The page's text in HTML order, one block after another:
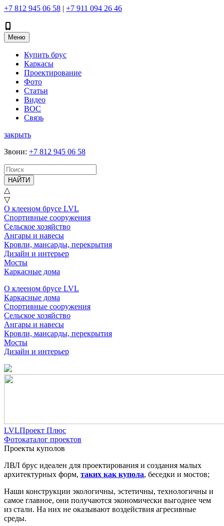
+7 812 945 06 58 | +7 911 094 26 46
Меню
Купить брус
Каркасы
Проектирование
Фото
Статьи
Видео
ВОС
Связь
закрыть
Звони: +7 812 945 06 58
НАЙТИ
△
▽
О клееном брусе LVL
Спортивные сооружения
Сельское хозяйство
Ангары и навесы
Кровли, мансарды, перекрытия
Дизайн и интерьер
Мосты
Каркасные дома
О клееном брусе LVL
Каркасные дома
Спортивные сооружения
Сельское хозяйство
Ангары и навесы
Кровли, мансарды, перекрытия
Мосты
Дизайн и интерьер
LVLПроект Плюс
Фотокаталог проектов
Проекты куполов
ЛВЛ брус идеален для проектирования и создания малых
архитектурных форм, таких как купола, беседки и мостов;
Наши конструкции экологичны, эстетичны, технологичны и
самое главное, они получаются экономически выгоднее чем
из стали. На них не оказывают воздействия агресивные
среды.